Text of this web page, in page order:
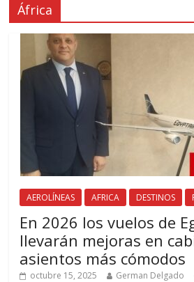
África
AEROLÍNEAS AFRICA DESTINOS
En 2026 los vuelos de
llevarán mejoras en
asientos más cómodos
octubre 15, 2025 German Delgado